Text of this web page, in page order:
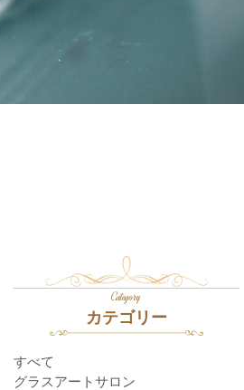
Category
カテゴリー
すべて
グラスアートサロン